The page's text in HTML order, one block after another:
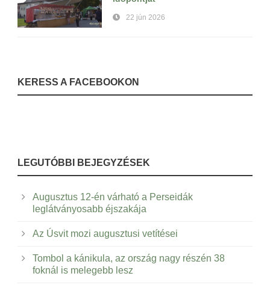
22 jún 2026
KERESS A FACEBOOKON
LEGUTÓBBI BEJEGYZÉSEK
Augusztus 12-én várható a Perseidák
leglátványosabb éjszakája
Az Úsvit mozi augusztusi vetítései
Tombol a kánikula, az ország nagy részén 38
foknál is melegebb lesz